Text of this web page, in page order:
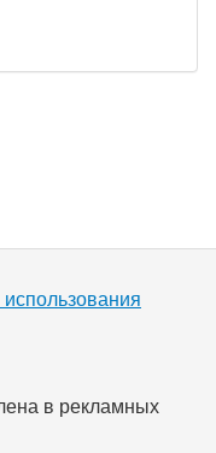
в рекламных